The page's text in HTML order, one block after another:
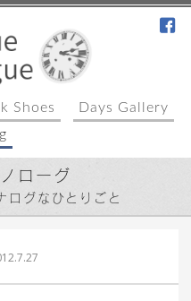
Shoes
Days Gallery
ローグ
グなひとりごと